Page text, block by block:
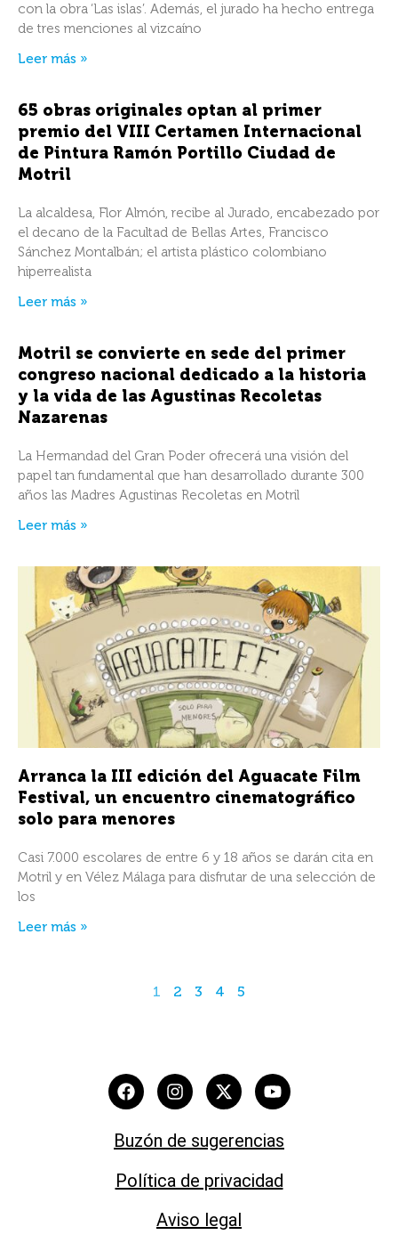
con la obra ‘Las islas’. Además, el jurado ha hecho entrega
de tres menciones al vizcaíno
Leer más »
65 obras originales optan al primer
premio del VIII Certamen Internacional
de Pintura Ramón Portillo Ciudad de
Motril
La alcaldesa, Flor Almón, recibe al Jurado, encabezado por
el decano de la Facultad de Bellas Artes, Francisco
Sánchez Montalbán; el artista plástico colombiano
hiperrealista
Leer más »
Motril se convierte en sede del primer
congreso nacional dedicado a la historia
y la vida de las Agustinas Recoletas
Nazarenas
La Hermandad del Gran Poder ofrecerá una visión del
papel tan fundamental que han desarrollado durante 300
años las Madres Agustinas Recoletas en Motril
Leer más »
Arranca la III edición del Aguacate Film
Festival, un encuentro cinematográfico
solo para menores
Casi 7.000 escolares de entre 6 y 18 años se darán cita en
Motril y en Vélez Málaga para disfrutar de una selección de
los
Leer más »
1 2 3 4 5
Buzón de sugerencias
Política de privacidad
Aviso legal